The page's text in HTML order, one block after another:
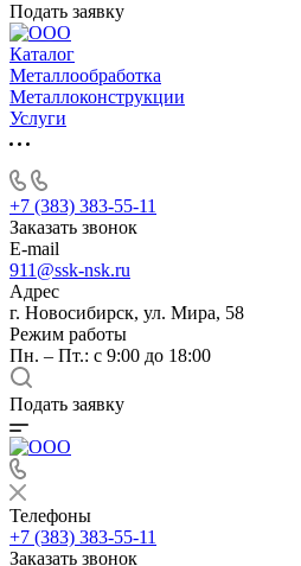
Подать заявку
Каталог
Металлообработка
Металлоконструкции
Услуги
+7 (383) 383-55-11
Заказать звонок
E-mail
911@ssk-nsk.ru
Адрес
г. Новосибирск, ул. Мира, 58
Режим работы
Пн. – Пт.: с 9:00 до 18:00
Подать заявку
Телефоны
+7 (383) 383-55-11
Заказать звонок